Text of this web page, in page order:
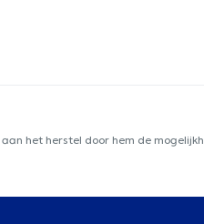
het herstel door hem de